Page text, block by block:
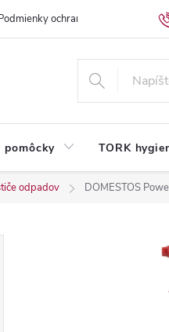
ochrany osobných údajov
pomôcky TORK
odpadov DOMESTOS